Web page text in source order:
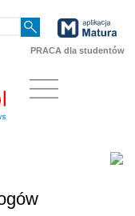
PRACA dla studentów